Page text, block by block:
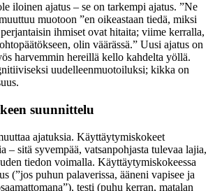
iloinen ajatus – se on tarkempi ajatus. ”Ne
muotoon ”en oikeastaan tiedä, miksi
ihmiset ovat hitaita; viime kerralla,
olin väärässä.” Uusi ajatus on
harvemmin hereillä kello kahdelta yöllä.
uudelleenmuotoiluksi; kikka on
suunnittelu
ajatuksia. Käyttäytymiskokeet
– sitä syvempää, vatsanpohjasta tulevaa lajia,
tiedon voimalla. Käyttäytymiskokeessa
(”jos puhun palaverissa, ääneni vapisee ja
testi (puhu kerran, matalan